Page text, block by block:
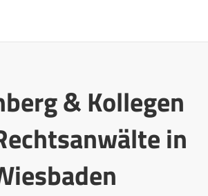
& Kollegen
in